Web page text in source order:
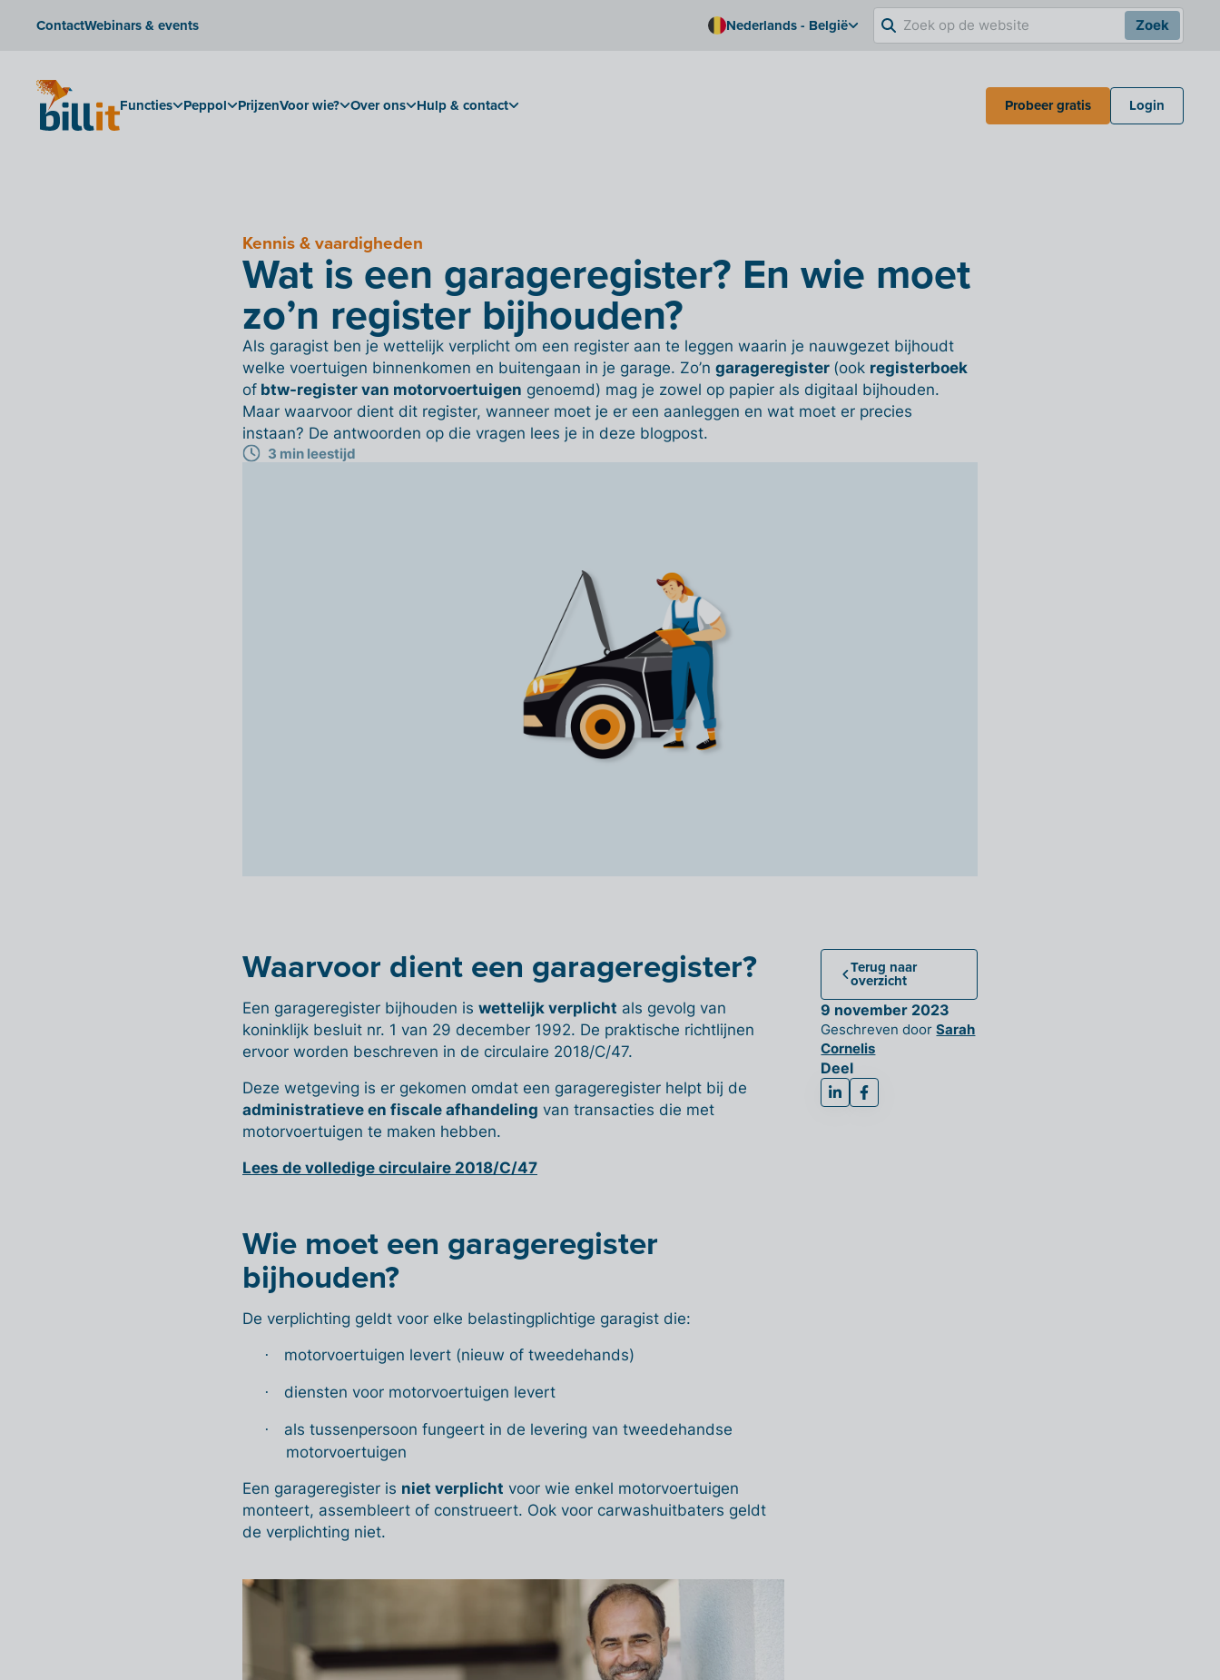
ContactWebinars & events Nederlands - België Zoek
Functies Peppol PrijzenVoor wie? Over ons Hulp & contact Probeer gratis Login
Kennis & vaardigheden
Wat is een garageregister? En wie moet
zo’n register bijhouden?
Als garagist ben je wettelijk verplicht om een register aan te leggen waarin je nauwgezet bijhoudt
welke voertuigen binnenkomen en buitengaan in je garage. Zo’n garageregister (ook registerboek
of btw-register van motorvoertuigen genoemd) mag je zowel op papier als digitaal bijhouden.
Maar waarvoor dient dit register, wanneer moet je er een aanleggen en wat moet er precies
instaan? De antwoorden op die vragen lees je in deze blogpost.
3 min leestijd
Waarvoor dient een garageregister?
Een garageregister bijhouden is wettelijk verplicht als gevolg van
koninklijk besluit nr. 1 van 29 december 1992. De praktische richtlijnen
ervoor worden beschreven in de circulaire 2018/C/47.
Deze wetgeving is er gekomen omdat een garageregister helpt bij de
administratieve en fiscale afhandeling van transacties die met
motorvoertuigen te maken hebben.
Lees de volledige circulaire 2018/C/47
Wie moet een garageregister
bijhouden?
De verplichting geldt voor elke belastingplichtige garagist die:
· motorvoertuigen levert (nieuw of tweedehands)
· diensten voor motorvoertuigen levert
·
als tussenpersoon fungeert in de levering van tweedehandse
motorvoertuigen
Een garageregister is niet verplicht voor wie enkel motorvoertuigen
monteert, assembleert of construeert. Ook voor carwashuitbaters geldt
de verplichting niet.
Terug naar
overzicht
9 november 2023
Geschreven doorSarah
Cornelis
Deel